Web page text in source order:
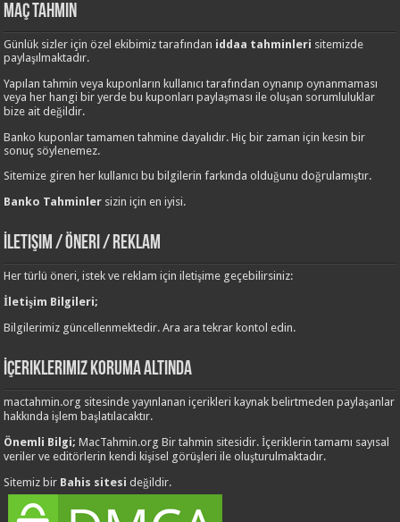
Maç Tahmin
Günlük sizler için özel ekibimiz tarafından iddaa tahminleri sitemizde
paylaşılmaktadır.
Yapılan tahmin veya kuponların kullanıcı tarafından oynanıp oynanmaması
veya her hangi bir yerde bu kuponları paylaşması ile oluşan sorumluluklar
bize ait değildir.
Banko kuponlar tamamen tahmine dayalıdır. Hiç bir zaman için kesin bir
sonuç söylenemez.
Sitemize giren her kullanıcı bu bilgilerin farkında olduğunu doğrulamıştır.
Banko Tahminler sizin için en iyisi.
İletişim / Öneri / Reklam
Her türlü öneri, istek ve reklam için iletişime geçebilirsiniz:
İletişim Bilgileri;
Bilgilerimiz güncellenmektedir. Ara ara tekrar kontol edin.
İçeriklerimiz Koruma Altında
mactahmin.org sitesinde yayınlanan içerikleri kaynak belirtmeden paylaşanlar
hakkında işlem başlatılacaktır.
Önemli Bilgi;MacTahmin.org Bir tahmin sitesidir. İçeriklerin tamamı sayısal
veriler ve editörlerin kendi kişisel görüşleri ile oluşturulmaktadır.
Sitemiz bir Bahis sitesi değildir.